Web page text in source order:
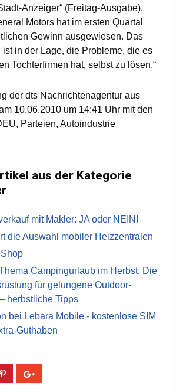
Anzeiger“ (Freitag-Ausgabe).
Motors hat im ersten Quartal
Gewinn ausgewiesen. Das
ist in der Lage, die Probleme, die es
Tochterfirmen hat, selbst zu lösen.“
der dts Nachrichtenagentur aus
10.06.2010 um 14:41 Uhr mit den
Parteien, Autoindustrie
aus der Kategorie
mit Makler: JA oder NEIN!
die Auswahl mobiler Heizzentralen
Campingurlaub im Herbst: Die
für gelungene Outdoor-
herbstliche Tipps
bei Lebara Mobile - kostenlose SIM
Guthaben